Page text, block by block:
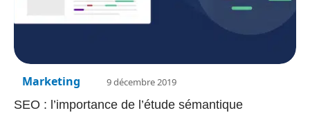
Marketing 9 décembre 2019
SEO : l’importance de l’étude sémantique